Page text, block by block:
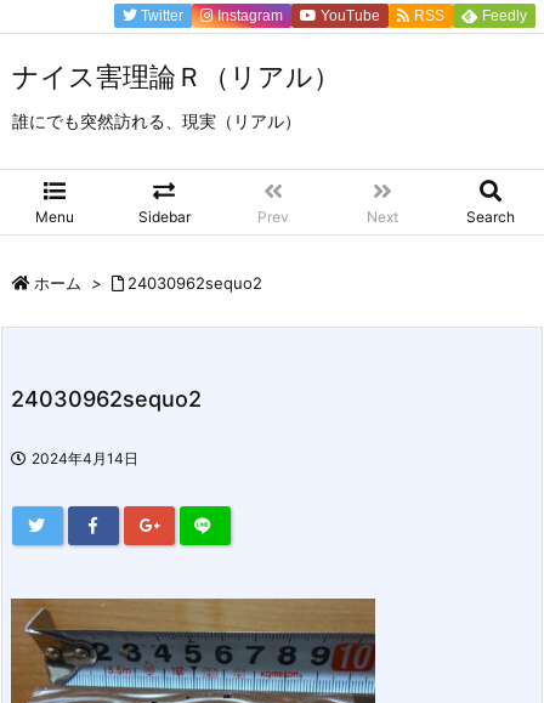
ナイス害理論Ｒ（リアル）
誰にでも突然訪れる、現実（リアル）
Menu Sidebar Prev Next Search
Twitter Instagram YouTube RSS Feedly
ホーム > 24030962sequo2
24030962sequo2
2024年4月14日